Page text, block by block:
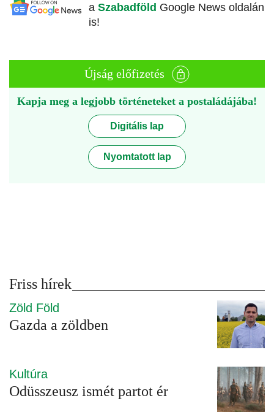
a Szabadföld Google News oldalán
is!
Újság előfizetés
Kapja meg a legjobb történeteket a postaládájába!
Digitális lap
Nyomtatott lap
Friss hírek
Zöld Föld
Gazda a zöldben
Kultúra
Odüsszeusz ismét partot ér